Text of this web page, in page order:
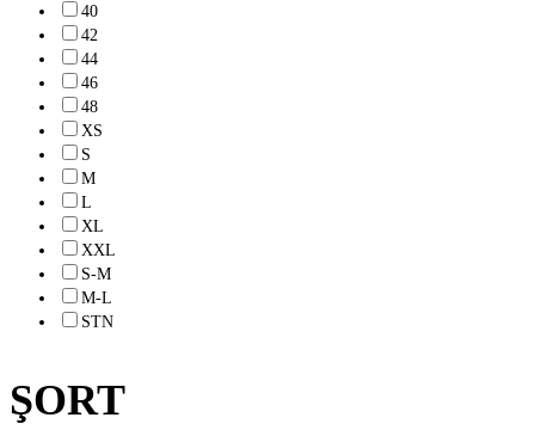
40
42
44
46
48
XS
S
M
L
XL
XXL
S-M
M-L
STN
ŞORT